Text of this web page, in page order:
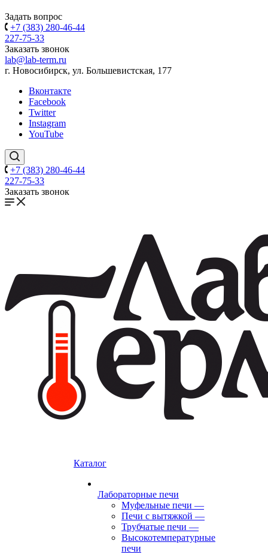
Задать вопрос
+7 (383) 280-46-44
227-75-33
Заказать звонок
lab@lab-term.ru
г. Новосибирск, ул. Большевистская, 177
Вконтакте
Facebook
Twitter
Instagram
YouTube
+7 (383) 280-46-44
227-75-33
Заказать звонок
Каталог
Лабораторные печи
Муфельные печи —
Печи с вытяжкой —
Трубчатые печи —
Высокотемпературные
печи